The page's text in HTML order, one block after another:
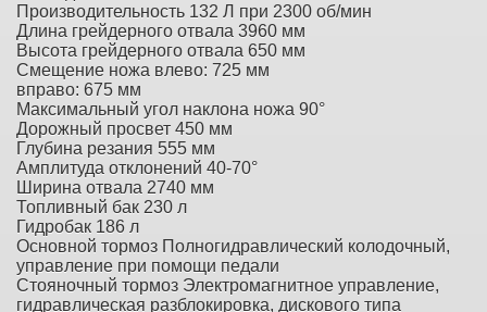
Производительность 132 Л при 2300 об/мин
Длина грейдерного отвала 3960 мм
Высота грейдерного отвала 650 мм
Смещение ножа влево: 725 мм
вправо: 675 мм
Максимальный угол наклона ножа 90°
Дорожный просвет 450 мм
Глубина резания 555 мм
Амплитуда отклонений 40-70°
Ширина отвала 2740 мм
Топливный бак 230 л
Гидробак 186 л
Основной тормоз Полногидравлический колодочный,
управление при помощи педали
Стояночный тормоз Электромагнитное управление,
гидравлическая разблокировка, дискового типа